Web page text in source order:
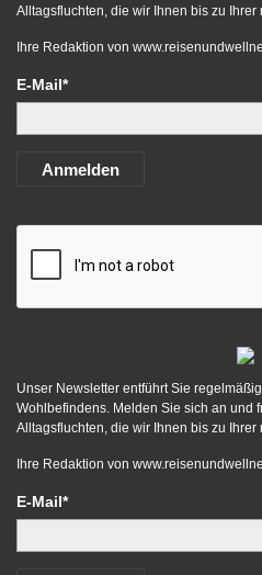
Alltagsfluchten, die wir Ihnen bis zu Ihrer
Ihre Redaktion von
E-Mail*
Anmelden
Unser Newsletter entführt Sie
Wohlbefindens. Melden Sie sich an und
Alltagsfluchten, die wir Ihnen bis zu Ihrer
Ihre Redaktion von
E-Mail*